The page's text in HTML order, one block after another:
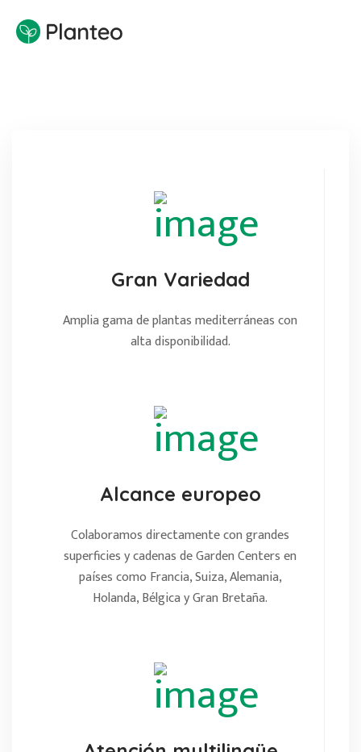
Gran Variedad
Amplia gama de plantas mediterráneas con
alta disponibilidad.
Alcance europeo
Colaboramos directamente con grandes
superficies y cadenas de Garden Centers en
países como Francia, Suiza, Alemania,
Holanda, Bélgica y Gran Bretaña.